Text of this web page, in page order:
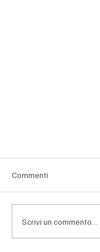
Commenti
Scrivi un commento...